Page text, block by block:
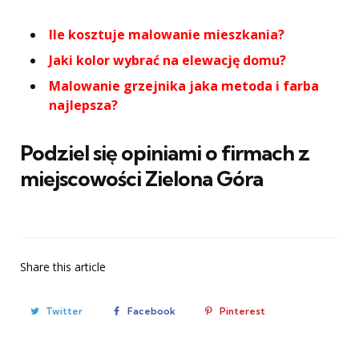
Ile kosztuje malowanie mieszkania?
Jaki kolor wybrać na elewację domu?
Malowanie grzejnika jaka metoda i farba
najlepsza?
Podziel się opiniami o firmach z
miejscowości Zielona Góra
Share this article
Twitter Facebook Pinterest